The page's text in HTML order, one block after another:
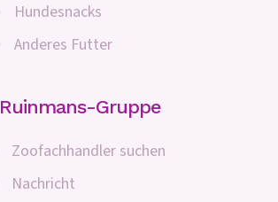
Hundesnacks
Anderes Futter
Ruinmans-Gruppe
Zoofachhandler suchen
Nachricht